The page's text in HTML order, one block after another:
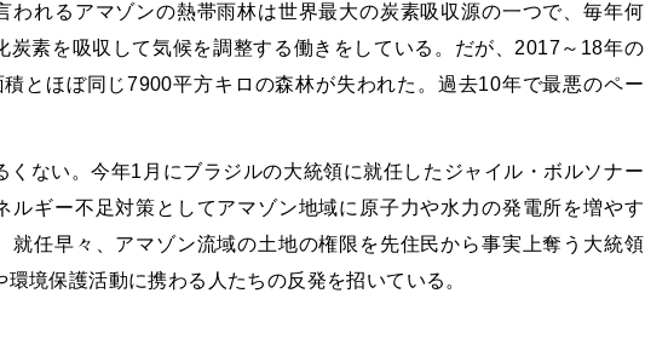
われるアマゾンの熱帯雨林は世界最大の炭素吸収源の一つで、毎年何
炭素を吸収して気候を調整する働きをしている。だが、2017～18年の
とほぼ同じ7900平方キロの森林が失われた。過去10年で最悪のペー
くない。今年1月にブラジルの大統領に就任したジャイル・ボルソナー
ルギー不足対策としてアマゾン地域に原子力や水力の発電所を増やす
就任早々、アマゾン流域の土地の権限を先住民から事実上奪う大統領
境保護活動に携わる人たちの反発を招いている。